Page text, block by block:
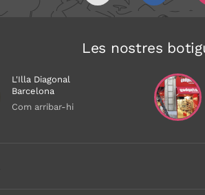
Les nostres
L'Illa Diagonal
Barcelona
Com arribar-hi